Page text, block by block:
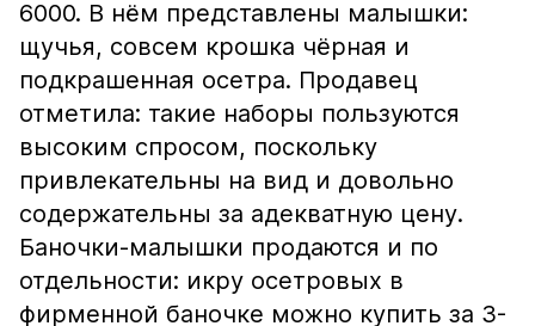
6000. В нём представлены малышки:
щучья, совсем крошка чёрная и
подкрашенная осетра. Продавец
отметила: такие наборы пользуются
высоким спросом, поскольку
привлекательны на вид и довольно
содержательны за адекватную цену.
Баночки-малышки продаются и по
отдельности: икру осетровых в
фирменной баночке можно купить за 3-